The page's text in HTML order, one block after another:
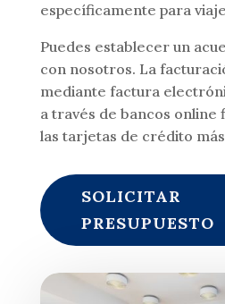
específicamente para
Puedes establecer un
con nosotros. La
mediante factura
a través de bancos online
las tarjetas de crédito
SOLICITAR
PRESUPUESTO